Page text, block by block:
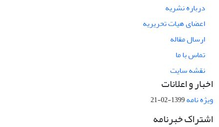
درباره نشریه
اعضای هیات تحریریه
ارسال مقاله
تماس با ما
نقشه سایت
اخبار و اعلانات
ویژه نامه1399-02-21
اشتراک خبرنامه